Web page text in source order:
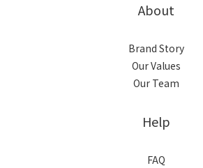
About
Brand Story
Our Values
Our Team
Help
FAQ